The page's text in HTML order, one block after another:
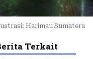
Harimau Sumatera
Terkait